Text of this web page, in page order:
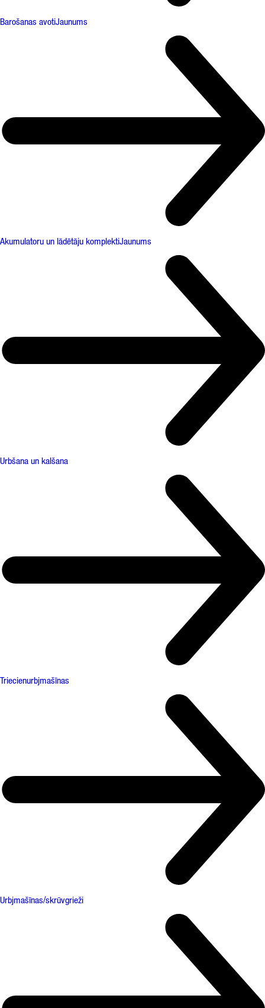
Barošanas avotiJaunums
Akumulatoru un lādētāju komplektiJaunums
Urbšana un kalšana
Triecienurbjmašīnas
Urbjmašīnas/skrūvgrieži